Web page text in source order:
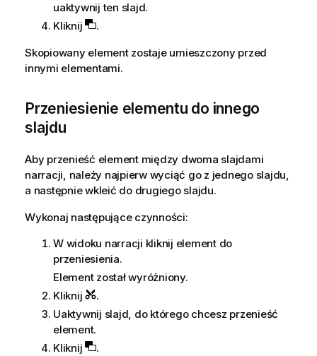
uaktywnij ten slajd.
Kliknij
.
Skopiowany element zostaje umieszczony przed
innymi elementami.
Przeniesienie elementu do innego
slajdu
Aby przenieść element między dwoma slajdami
narracji, należy najpierw wyciąć go z jednego slajdu,
a następnie wkleić do drugiego slajdu.
Wykonaj następujące czynności:
W widoku narracji kliknij element do
przeniesienia.
Element został wyróżniony.
Kliknij
.
Uaktywnij slajd, do którego chcesz przenieść
element.
Kliknij
.